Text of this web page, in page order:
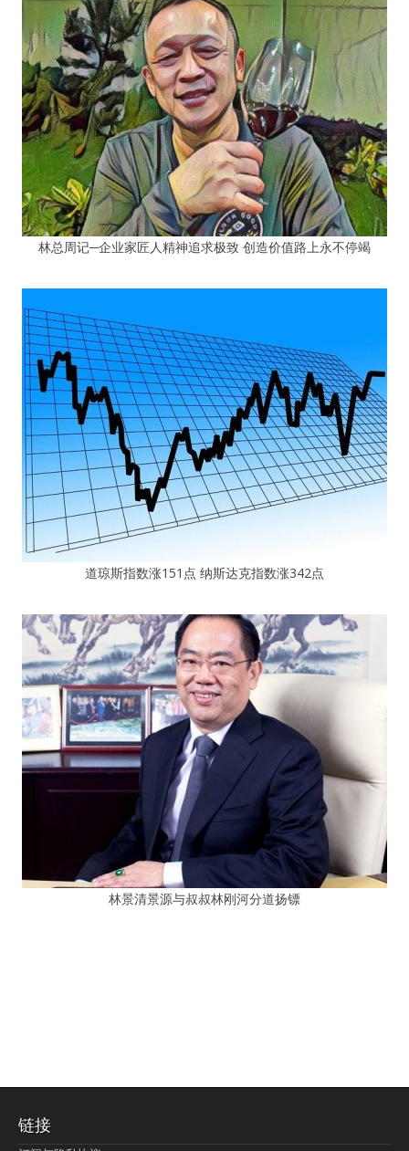
林总周记─企业家匠人精神追求极致 创造价值路上永不停竭
道琼斯指数涨151点 纳斯达克指数涨342点
林景清景源与叔叔林刚河分道扬镖
链接